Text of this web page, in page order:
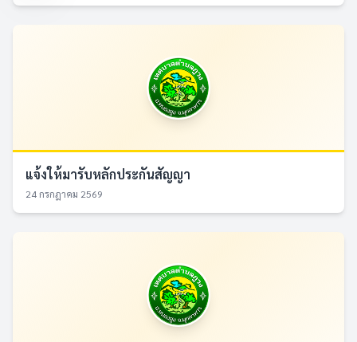
แจ้งให้มารับหลักประกันสัญญา
24 กรกฎาคม 2569